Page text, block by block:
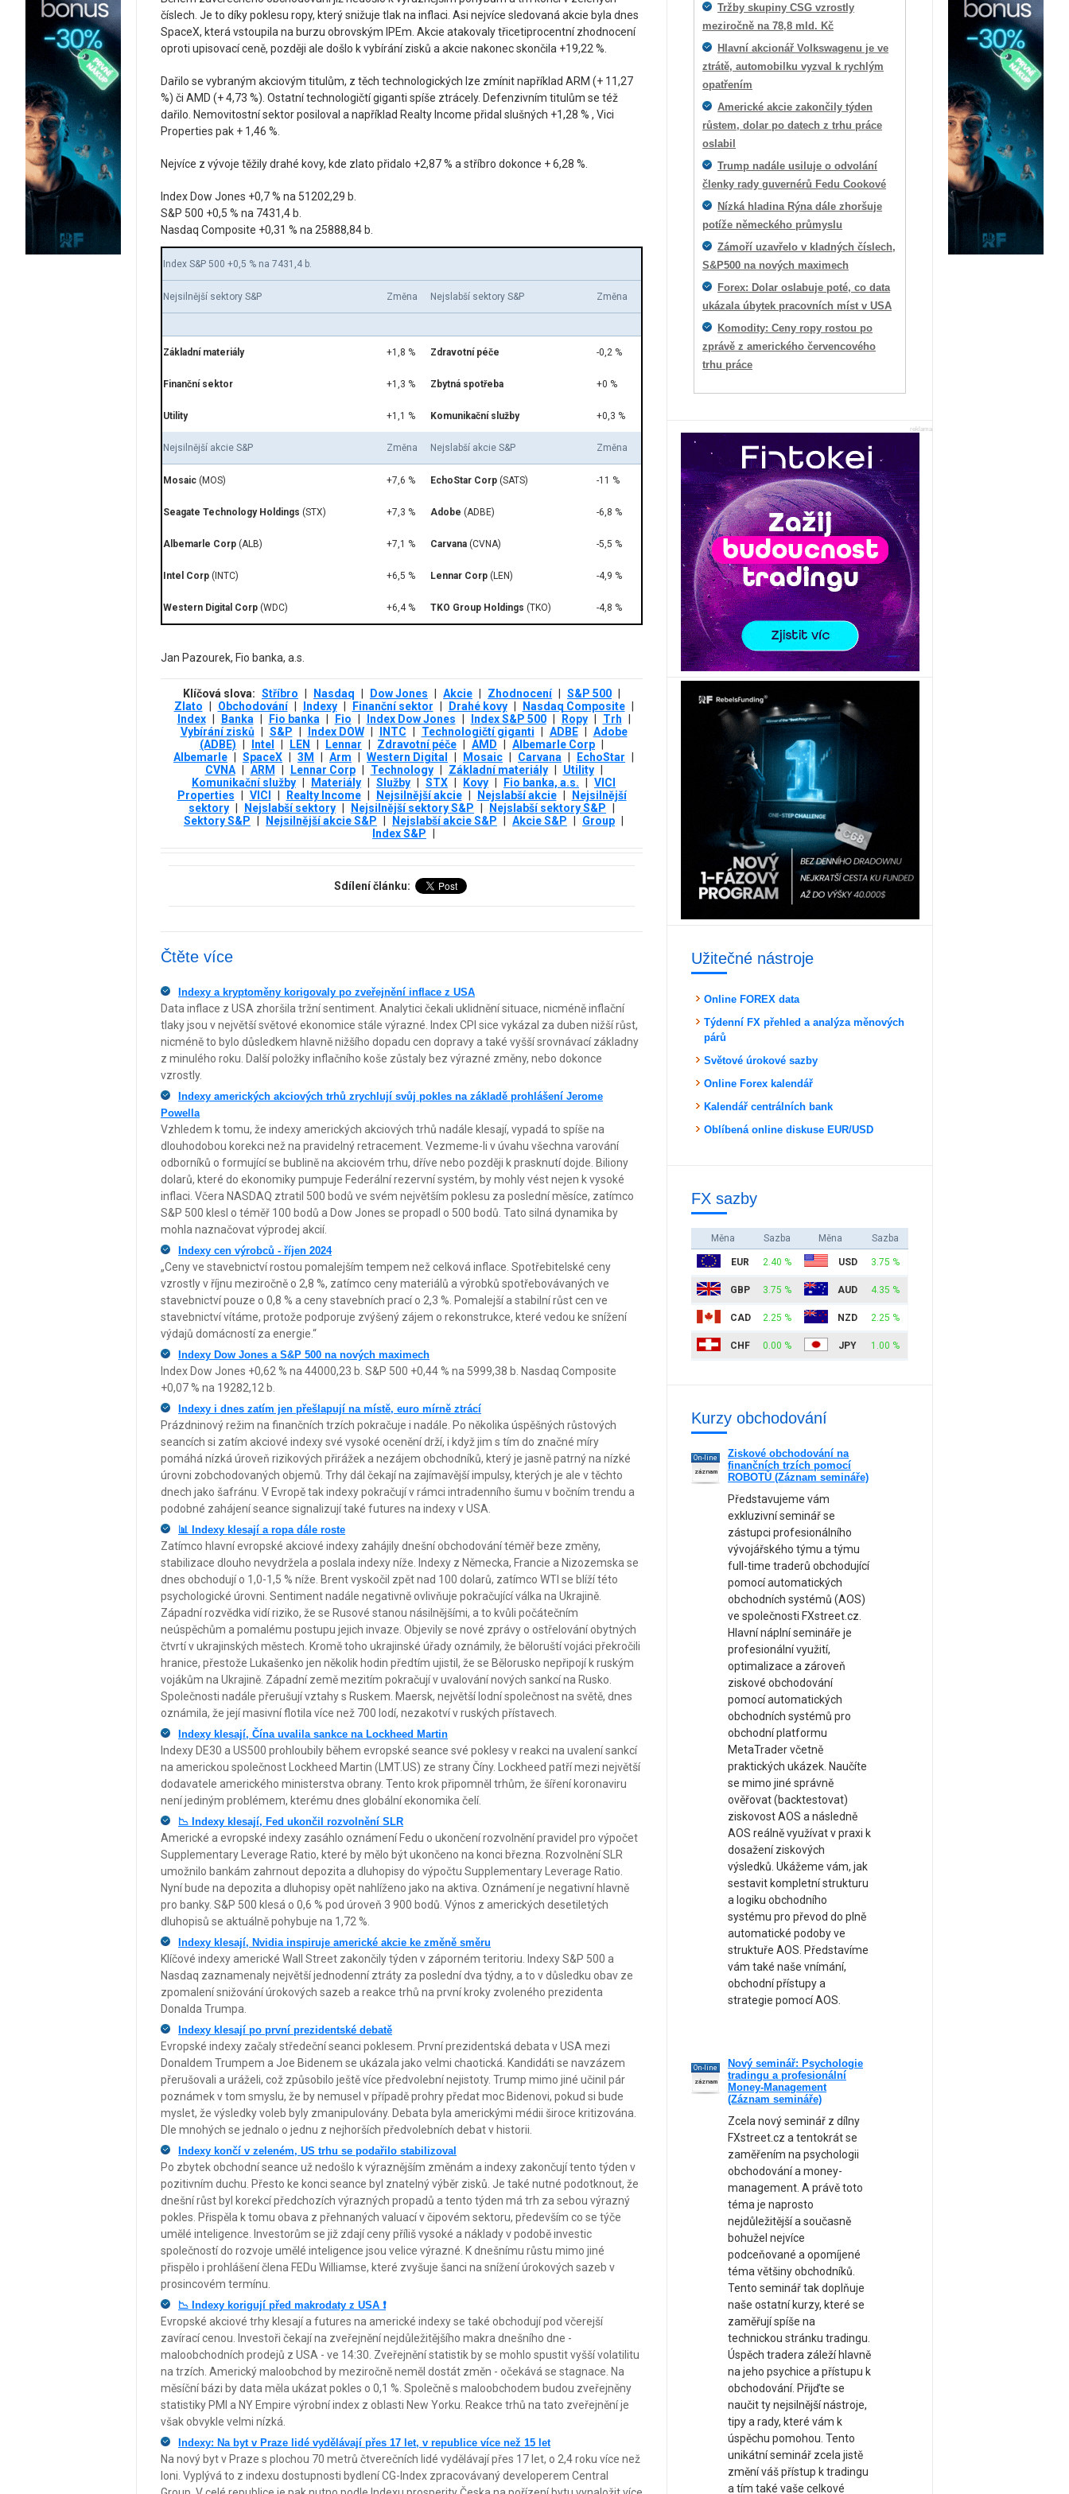
číslech. Je to díky poklesu ropy, který snižuje tlak na inflaci. Asi nejvíce sledovaná akcie byla dnes
SpaceX, která vstoupila na burzu obrovským IPEm. Akcie atakovaly třicetiprocentní zhodnocení
oproti upisovací ceně, později ale došlo k vybírání zisků a akcie nakonec skončila +19,22 %.
Dařilo se vybraným akciovým titulům, z těch technologických lze zmínit například ARM (+ 11,27
%) či AMD (+ 4,73 %). Ostatní technologičtí giganti spíše ztrácely. Defenzivním titulům se též
dařilo. Nemovitostní sektor posiloval a například Realty Income přidal slušných +1,28 % , Vici
Properties pak + 1,46 %.
Nejvíce z vývoje těžily drahé kovy, kde zlato přidalo +2,87 % a stříbro dokonce + 6,28 %.
Index Dow Jones +0,7 % na 51202,29 b.
S&P 500 +0,5 % na 7431,4 b.
Nasdaq Composite +0,31 % na 25888,84 b.
Index S&P 500 +0,5 % na 7431,4 b.
Nejsilnější sektory S&P Změna Nejslabší sektory S&P Změna
Základní materiály +1,8 % Zdravotní péče -0,2 %
Finanční sektor +1,3 % Zbytná spotřeba +0 %
Utility +1,1 % Komunikační služby +0,3 %
Nejsilnější akcie S&P Změna Nejslabší akcie S&P Změna
Mosaic (MOS) +7,6 % EchoStar Corp (SATS) -11 %
Seagate Technology Holdings (STX) +7,3 % Adobe (ADBE) -6,8 %
Albemarle Corp (ALB) +7,1 % Carvana (CVNA) -5,5 %
Intel Corp (INTC) +6,5 % Lennar Corp (LEN) -4,9 %
Western Digital Corp (WDC) +6,4 % TKO Group Holdings (TKO) -4,8 %
Jan Pazourek, Fio banka, a.s.
Klíčová slova: Stříbro Nasdaq Dow Jones Akcie Zhodnocení S&P 500
Zlato
Obchodování Indexy Finanční sektor Drahé kovy Nasdaq Composite
Index
Banka Fio banka Fio Index Dow Jones Index S&P 500 Ropy Trh
Vybírání zisků
S&P Index DOW INTC Technologičtí giganti ADBE
Adobe
(ADBE)
Intel LEN Lennar Zdravotní péče AMD Albemarle Corp
Albemarle
SpaceX 3М Arm Western Digital Mosaic Carvana EchoStar
CVNA
ARM Lennar Corp Technology Základní materiály Utility
Komunikační služby
Materiály Služby STX Kovy Fio banka, a.s.
VICI
Properties
VICI Realty Income Nejsilnější akcie Nejslabší akcie
Nejsilnější
sektory
Nejslabší sektory Nejsilnější sektory S&P Nejslabší sektory S&P
Sektory S&P
Nejsilnější akcie S&P Nejslabší akcie S&P Akcie S&P Group
Index S&P
Sdílení článku:
Čtěte více
Indexy a kryptoměny korigovaly po zveřejnění inflace z USA
Data inflace z USA zhoršila tržní sentiment. Analytici čekali uklidnění situace, nicméně inflační
tlaky jsou v největší světové ekonomice stále výrazné. Index CPI sice vykázal za duben nižší růst,
nicméně to bylo důsledkem hlavně nižšího dopadu cen dopravy a také vyšší srovnávací základny
z minulého roku. Další položky inflačního koše zůstaly bez výrazné změny, nebo dokonce
vzrostly.
Indexy amerických akciových trhů zrychlují svůj pokles na základě prohlášení Jerome
Powella
Vzhledem k tomu, že indexy amerických akciových trhů nadále klesají, vypadá to spíše na
dlouhodobou korekci než na pravidelný retracement. Vezmeme-li v úvahu všechna varování
odborníků o formující se bublině na akciovém trhu, dříve nebo později k prasknutí dojde. Biliony
dolarů, které do ekonomiky pumpuje Federální rezervní systém, by mohly vést nejen k vysoké
inflaci. Včera NASDAQ ztratil 500 bodů ve svém největším poklesu za poslední měsíce, zatímco
S&P 500 klesl o téměř 100 bodů a Dow Jones se propadl o 500 bodů. Tato silná dynamika by
mohla naznačovat výprodej akcií.
Indexy cen výrobců - říjen 2024
„Ceny ve stavebnictví rostou pomalejším tempem než celková inflace. Spotřebitelské ceny
vzrostly v říjnu meziročně o 2,8 %, zatímco ceny materiálů a výrobků spotřebovávaných ve
stavebnictví pouze o 0,8 % a ceny stavebních prací o 2,3 %. Pomalejší a stabilní růst cen ve
stavebnictví vítáme, protože podporuje zvýšený zájem o rekonstrukce, které vedou ke snížení
výdajů domácností za energie.“
Indexy Dow Jones a S&P 500 na nových maximech
Index Dow Jones +0,62 % na 44000,23 b. S&P 500 +0,44 % na 5999,38 b. Nasdaq Composite
+0,07 % na 19282,12 b.
Indexy i dnes zatím jen přešlapují na místě, euro mírně ztrácí
Prázdninový režim na finančních trzích pokračuje i nadále. Po několika úspěšných růstových
seancích si zatím akciové indexy své vysoké ocenění drží, i když jim s tím do značné míry
pomáhá nízká úroveň rizikových přirážek a nezájem obchodníků, který je jasně patrný na nízké
úrovni zobchodovaných objemů. Trhy dál čekají na zajímavější impulsy, kterých je ale v těchto
dnech jako šafránu. V Evropě tak indexy pokračují v rámci intradenního šumu v bočním trendu a
podobné zahájení seance signalizují také futures na indexy v USA.
📊 Indexy klesají a ropa dále roste
Zatímco hlavní evropské akciové indexy zahájily dnešní obchodování téměř beze změny,
stabilizace dlouho nevydržela a poslala indexy níže. Indexy z Německa, Francie a Nizozemska se
dnes obchodují o 1,0-1,5 % níže. Brent vyskočil zpět nad 100 dolarů, zatímco WTI se blíží této
psychologické úrovni. Sentiment nadále negativně ovlivňuje pokračující válka na Ukrajině.
Západní rozvědka vidí riziko, že se Rusové stanou násilnějšími, a to kvůli počátečním
neúspěchům a pomalému postupu jejich invaze. Objevily se nové zprávy o ostřelování obytných
čtvrtí v ukrajinských městech. Kromě toho ukrajinské úřady oznámily, že běloruští vojáci překročili
hranice, přestože Lukašenko jen několik hodin předtím ujistil, že se Bělorusko nepřipojí k ruským
vojákům na Ukrajině. Západní země mezitím pokračují v uvalování nových sankcí na Rusko.
Společnosti nadále přerušují vztahy s Ruskem. Maersk, největší lodní společnost na světě, dnes
oznámila, že její masivní flotila více než 700 lodí, nezakotví v ruských přístavech.
Indexy klesají, Čína uvalila sankce na Lockheed Martin
Indexy DE30 a US500 prohloubily během evropské seance své poklesy v reakci na uvalení sankcí
na americkou společnost Lockheed Martin (LMT.US) ze strany Číny. Lockheed patří mezi největší
dodavatele amerického ministerstva obrany. Tento krok připomněl trhům, že šíření koronaviru
není jediným problémem, kterému dnes globální ekonomika čelí.
📉 Indexy klesají, Fed ukončil rozvolnění SLR
Americké a evropské indexy zasáhlo oznámení Fedu o ukončení rozvolnění pravidel pro výpočet
Supplementary Leverage Ratio, které by mělo být ukončeno na konci března. Rozvolnění SLR
umožnilo bankám zahrnout depozita a dluhopisy do výpočtu Supplementary Leverage Ratio.
Nyní bude na depozita a dluhopisy opět nahlíženo jako na aktiva. Oznámení je negativní hlavně
pro banky. S&P 500 klesá o 0,6 % pod úroveň 3 900 bodů. Výnos z amerických desetiletých
dluhopisů se aktuálně pohybuje na 1,72 %.
Indexy klesají, Nvidia inspiruje americké akcie ke změně směru
Klíčové indexy americké Wall Street zakončily týden v záporném teritoriu. Indexy S&P 500 a
Nasdaq zaznamenaly největší jednodenní ztráty za poslední dva týdny, a to v důsledku obav ze
zpomalení snižování úrokových sazeb a reakce trhů na první kroky zvoleného prezidenta
Donalda Trumpa.
Indexy klesají po první prezidentské debatě
Evropské indexy začaly středeční seanci poklesem. První prezidentská debata v USA mezi
Donaldem Trumpem a Joe Bidenem se ukázala jako velmi chaotická. Kandidáti se navzázem
přerušovali a uráželi, což způsobilo ještě více předvolební nejistoty. Trump mimo jiné učinil pár
poznámek v tom smyslu, že by nemusel v případě prohry předat moc Bidenovi, pokud si bude
myslet, že výsledky voleb byly zmanipulovány. Debata byla americkými médii široce kritizována.
Dle mnohých se jednalo o jednu z nejhorších předvolebních debat v historii.
Indexy končí v zeleném, US trhu se podařilo stabilizoval
Po zbytek obchodní seance už nedošlo k výraznějším změnám a indexy zakončují tento týden v
pozitivním duchu. Přesto ke konci seance byl znatelný výběr zisků. Je také nutné podotknout, že
dnešní růst byl korekcí předchozích výrazných propadů a tento týden má trh za sebou výrazný
pokles. Přispěla k tomu obava z přehnaných valuací v čipovém sektoru, především co se týče
umělé inteligence. Investorům se již zdají ceny příliš vysoké a náklady v podobě investic
společností do rozvoje umělé inteligence jsou velice výrazné. K dnešnímu růstu mimo jiné
přispělo i prohlášení člena FEDu Williamse, které zvyšuje šanci na snížení úrokových sazeb v
prosincovém termínu.
📉 Indexy korigují před makrodaty z USA ❗
Evropské akciové trhy klesají a futures na americké indexy se také obchodují pod včerejší
zavírací cenou. Investoři čekají na zveřejnění nejdůležitějšího makra dnešního dne -
maloobchodních prodejů z USA - ve 14:30. Zveřejnění statistik by se mohlo spustit vyšší volatilitu
na trzích. Americký maloobchod by meziročně neměl dostát změn - očekává se stagnace. Na
měsíční bázi by data měla ukázat pokles o 0,1 %. Společně s maloobchodem budou zveřejněny
statistiky PMI a NY Empire výrobní index z oblasti New Yorku. Reakce trhů na tato zveřejnění je
však obvykle velmi nízká.
Indexy: Na byt v Praze lidé vydělávají přes 17 let, v republice více než 15 let
Na nový byt v Praze s plochou 70 metrů čtverečních lidé vydělávají přes 17 let, o 2,4 roku více než
loni. Vyplývá to z indexu dostupnosti bydlení CG-Index zpracovávaný developerem Central
Tržby skupiny CSG vzrostly
meziročně na 78,8 mld. Kč
Hlavní akcionář Volkswagenu je ve
ztrátě, automobilku vyzval k rychlým
opatřením
Americké akcie zakončily týden
růstem, dolar po datech z trhu práce
oslabil
Trump nadále usiluje o odvolání
členky rady guvernérů Fedu Cookové
Nízká hladina Rýna dále zhoršuje
potíže německého průmyslu
Zámoří uzavřelo v kladných číslech,
S&P500 na nových maximech
Forex: Dolar oslabuje poté, co data
ukázala úbytek pracovních míst v USA
Komodity: Ceny ropy rostou po
zprávě z amerického červencového
trhu práce
reklama
Užitečné nástroje
Online FOREX data
Týdenní FX přehled a analýza měnových
párů
Světové úrokové sazby
Online Forex kalendář
Kalendář centrálních bank
Oblíbená online diskuse EUR/USD
FX sazby
Měna Sazba Měna Sazba
EUR 2.40 % USD 3.75 %
GBP 3.75 % AUD 4.35 %
CAD 2.25 % NZD 2.25 %
CHF 0.00 % JPY 1.00 %
Kurzy obchodování
On-line
záznam
Ziskové obchodování na
finančních trzích pomocí
ROBOTŮ (Záznam semináře)
Představujeme vám
exkluzivní seminář se
zástupci profesionálního
vývojářského týmu a týmu
full-time traderů obchodující
pomocí automatických
obchodních systémů (AOS)
ve společnosti FXstreet.cz.
Hlavní náplní semináře je
profesionální využití,
optimalizace a zároveň
ziskové obchodování
pomocí automatických
obchodních systémů pro
obchodní platformu
MetaTrader včetně
praktických ukázek. Naučíte
se mimo jiné správně
ověřovat (backtestovat)
ziskovost AOS a následně
AOS reálně využívat v praxi k
dosažení ziskových
výsledků. Ukážeme vám, jak
sestavit kompletní strukturu
a logiku obchodního
systému pro převod do plně
automatické podoby ve
struktuře AOS. Představíme
vám také naše vnímání,
obchodní přístupy a
strategie pomocí AOS.
On-line
záznam
Nový seminář: Psychologie
tradingu a profesionální
Money-Management
(Záznam semináře)
Zcela nový seminář z dílny
FXstreet.cz a tentokrát se
zaměřením na psychologii
obchodování a money-
management. A právě toto
téma je naprosto
nejdůležitější a současně
bohužel nejvíce
podceňované a opomíjené
téma většiny obchodníků.
Tento seminář tak doplňuje
naše ostatní kurzy, které se
zaměřují spíše na
technickou stránku tradingu.
Úspěch tradera záleží hlavně
na jeho psychice a přístupu k
obchodování. Přijďte se
naučit ty nejsilnější nástroje,
tipy a rady, které vám k
úspěchu pomohou. Tento
unikátní seminář zcela jistě
změní váš přístup k tradingu
a tím také vaše celkové